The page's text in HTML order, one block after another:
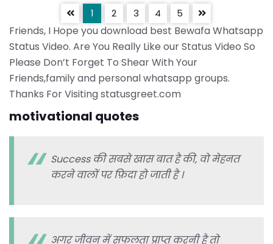
1 2 3 4 5
Friends, I Hope you download best Bewafa Whatsapp
Status Video. Are You Really Like our Status Video So
Please Don’t Forget To Shear With Your
Friends,family and personal whatsapp groups.
Thanks For Visiting statusgreet.com
motivational quotes
Success की सबसे खास बात है की, वो मेहनत
करने वालों पर फ़िदा हो जाती है ।
अगर जीवन में सफलता प्राप्त करनी है तो